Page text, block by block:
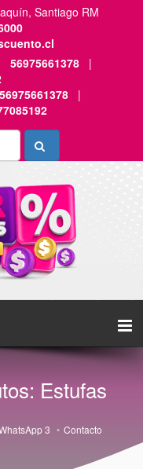
Santiago RM
56975661378
|
56975661378
|
Estufas
3 Contacto